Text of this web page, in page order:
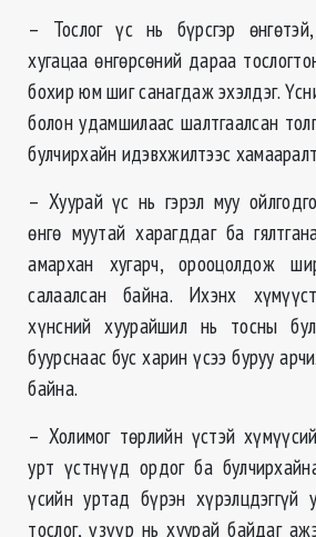
– Тослог үс нь бүрсгэр
хугацаа өнгөрсөний дараа
бохир юм шиг санагдаж эхэлдэг.
болон удамшилаас шалтгаалсан
булчирхайн идэвхжилтээс
– Хуурай үс нь гэрэл муу
өнгө муутай харагддаг ба
амархан хугарч, орооцолдож
салаалсан байна. Ихэнх
хүнсний хуурайшил нь тосны
буурснаас бус харин үсээ буруу
байна.
– Холимог төрлийн үстэй
урт үстнүүд ордог ба
үсийн уртад бүрэн хүрэлцдэггүй
тослог, үзүүр нь хуурай байдаг